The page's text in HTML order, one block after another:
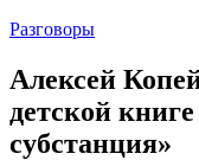
Разговоры
Алексей
детской
субстанция»